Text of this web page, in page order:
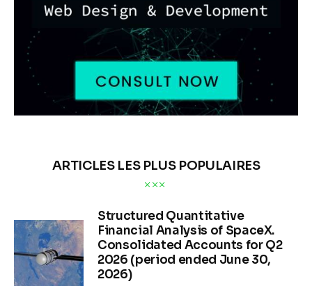
ARTICLES LES PLUS POPULAIRES
Structured Quantitative
Financial Analysis of SpaceX.
Consolidated Accounts for Q2
2026 (period ended June 30,
2026)